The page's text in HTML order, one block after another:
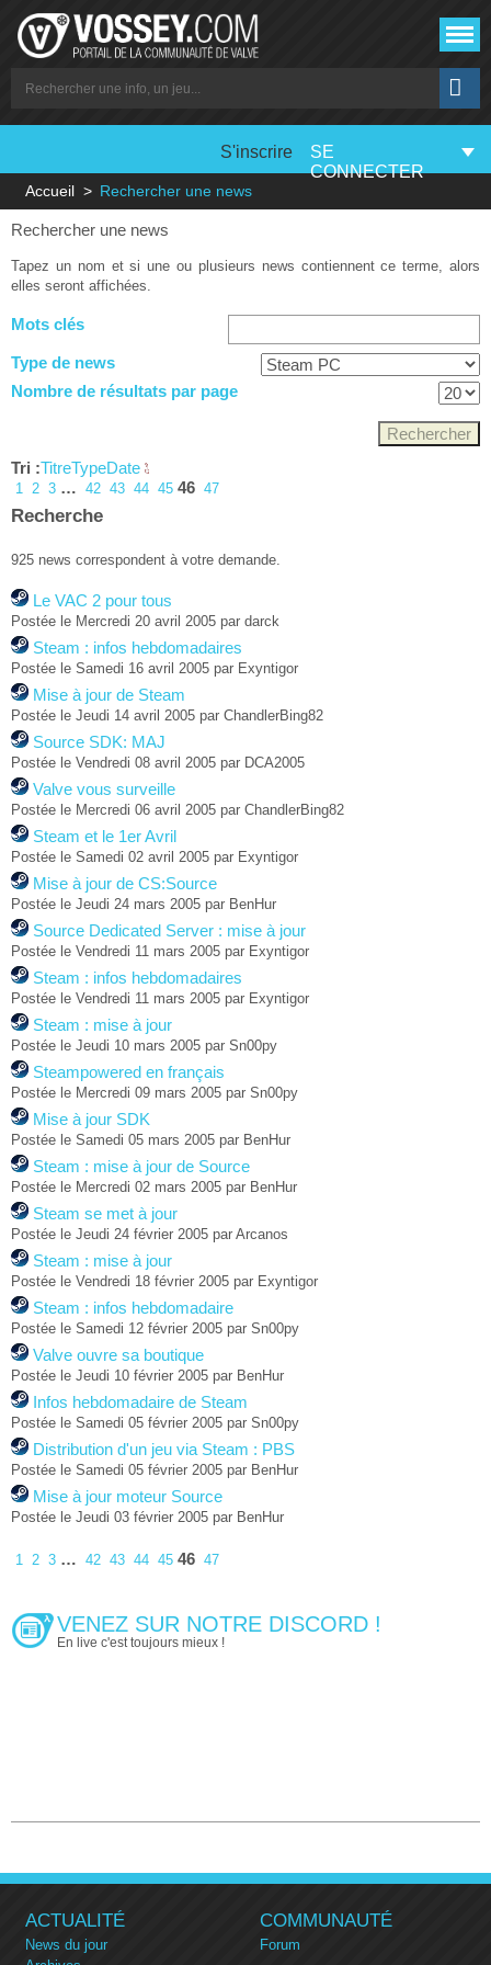
S'inscrire
SE
CONNECTER
Accueil Rechercher une news
Rechercher une news
Tapez un nom et si une ou plusieurs news contiennent ce terme, alors
elles seront affichées.
Mots clés
Type de news
Nombre de résultats par page
Tri :TitreTypeDate
1 2 3 … 42 43 44 45 46 47
Recherche
925 news correspondent à votre demande.
Le VAC 2 pour tous
Postée le Mercredi 20 avril 2005 par darck
Steam : infos hebdomadaires
Postée le Samedi 16 avril 2005 par Exyntigor
Mise à jour de Steam
Postée le Jeudi 14 avril 2005 par ChandlerBing82
Source SDK: MAJ
Postée le Vendredi 08 avril 2005 par DCA2005
Valve vous surveille
Postée le Mercredi 06 avril 2005 par ChandlerBing82
Steam et le 1er Avril
Postée le Samedi 02 avril 2005 par Exyntigor
Mise à jour de CS:Source
Postée le Jeudi 24 mars 2005 par BenHur
Source Dedicated Server : mise à jour
Postée le Vendredi 11 mars 2005 par Exyntigor
Steam : infos hebdomadaires
Postée le Vendredi 11 mars 2005 par Exyntigor
Steam : mise à jour
Postée le Jeudi 10 mars 2005 par Sn00py
Steampowered en français
Postée le Mercredi 09 mars 2005 par Sn00py
Mise à jour SDK
Postée le Samedi 05 mars 2005 par BenHur
Steam : mise à jour de Source
Postée le Mercredi 02 mars 2005 par BenHur
Steam se met à jour
Postée le Jeudi 24 février 2005 par Arcanos
Steam : mise à jour
Postée le Vendredi 18 février 2005 par Exyntigor
Steam : infos hebdomadaire
Postée le Samedi 12 février 2005 par Sn00py
Valve ouvre sa boutique
Postée le Jeudi 10 février 2005 par BenHur
Infos hebdomadaire de Steam
Postée le Samedi 05 février 2005 par Sn00py
Distribution d'un jeu via Steam : PBS
Postée le Samedi 05 février 2005 par BenHur
Mise à jour moteur Source
Postée le Jeudi 03 février 2005 par BenHur
1 2 3 … 42 43 44 45 46 47
VENEZ SUR NOTRE DISCORD !
En live c'est toujours mieux !
ACTUALITÉ
News du jour
COMMUNAUTÉ
Forum